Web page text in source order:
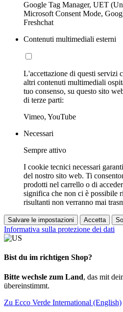
Google Tag Manager, UET
Microsoft Consent Mode,
Freshchat
Contenuti multimediali esterni
L'accettazione di questi servizi
altri contenuti multimediali
tuo consenso, su questo sito
di terze parti:
Vimeo, YouTube
Necessari
Sempre attivo
I cookie tecnici necessari
del nostro sito web. Ti
prodotti nel carrello o di
significa che non ci è possibile
risultanti non verranno mai
Salvare le impostazioni Accetta
Informativa sulla protezione dei dati
Bist du im richtigen Shop?
Bitte wechsle zum Land, das mit
übereinstimmt.
Zu Ecco Verde International (English)